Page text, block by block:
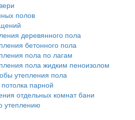
полов
деревянного пола
бетонного пола
пола по лагам
пола жидким пеноизолом
утепления пола
парной
отдельных комнат бани
утеплению